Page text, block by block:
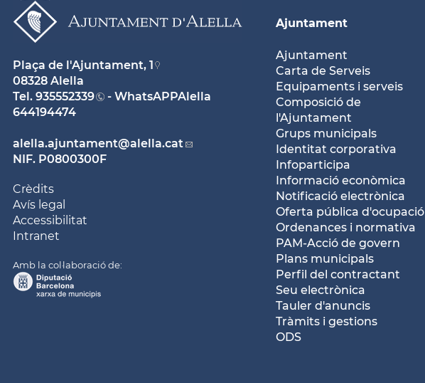
Ajuntament
Ajuntament
Carta de Serveis
Equipaments i serveis
Composició de
l'Ajuntament
Grups municipals
Identitat corporativa
Infoparticipa
Informació econòmica
Notificació electrònica
Oferta pública d'ocupació
Ordenances i normativa
PAM-Acció de govern
Plans municipals
Perfil del contractant
Seu electrònica
Tauler d'anuncis
Tràmits i gestions
ODS
Plaça de l'Ajuntament, 1
08328 Alella
Tel. 935552339
- WhatsAPPAlella
644194474
alella.ajuntament@alella.cat
NIF. P0800300F
Crèdits
Avís legal
Accessibilitat
Intranet
Amb la col·laboració de: